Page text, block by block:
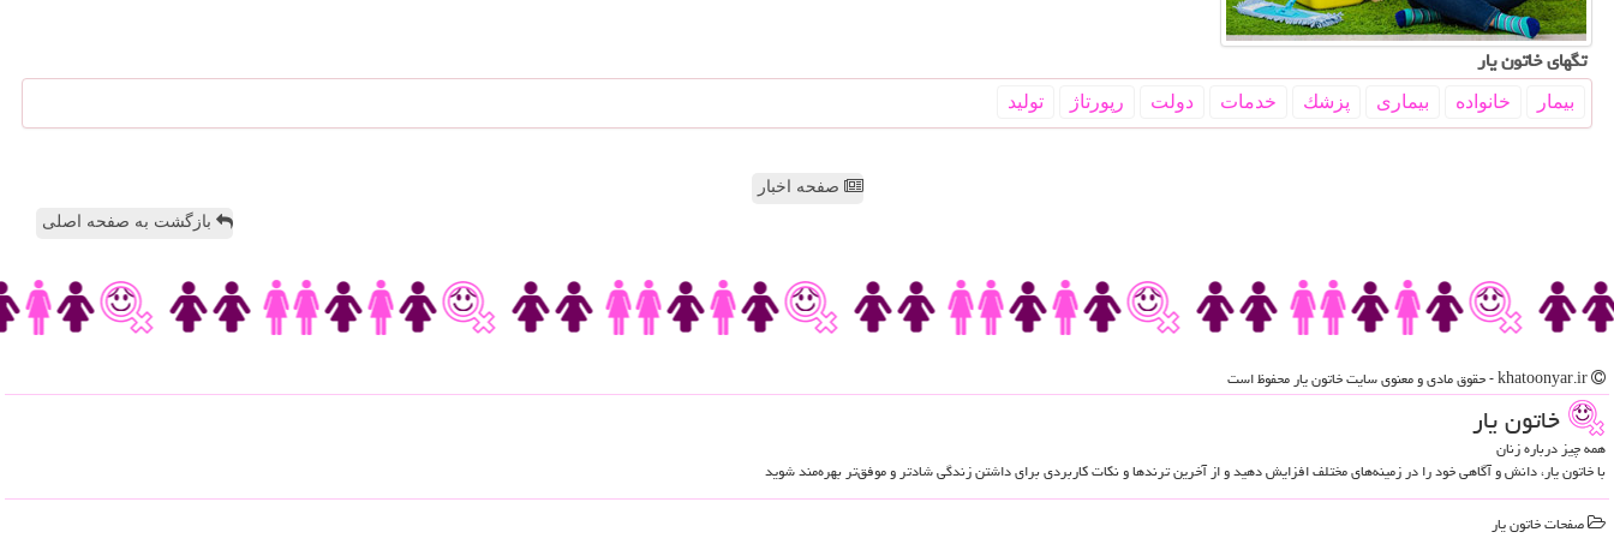
تگهای خاتون یار
بیمار خانواده بیماری پزشك خدمات دولت رپورتاژ تولید
صفحه اخبار
بازگشت به صفحه اصلی
خاتون یار
همه چیز درباره زنان
با خاتون یار، دانش و آگاهی خود را در زمینه‌های مختلف افزایش دهید و از آخرین ترندها و نکات کاربردی برای داشتن زندگی شادتر و موفق‌تر بهره‌مند شوید
صفحات خاتون یار